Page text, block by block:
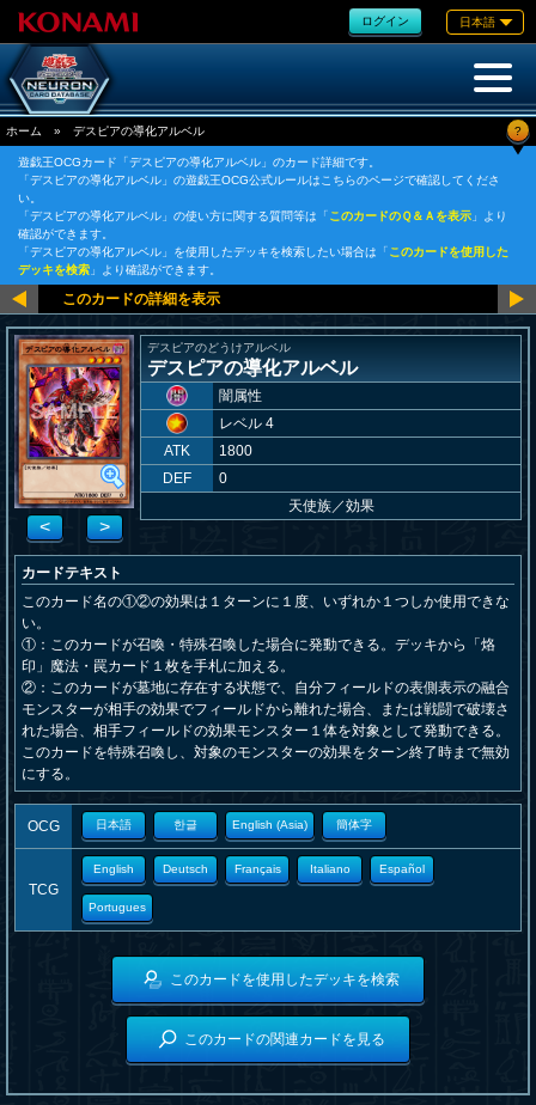
ログイン 日本語
ホーム » デスピアの導化アルベル ?
遊戯王OCGカード「デスピアの導化アルベル」のカード詳細です。
「デスピアの導化アルベル」の遊戯王OCG公式ルールはこちらのページで確認してくださ
い。
「デスピアの導化アルベル」の使い方に関する質問等は「このカードのＱ＆Ａを表示 」より
確認ができます。
「デスピアの導化アルベル」を使用したデッキを検索したい場合は「このカードを使用した
デッキを検索 」より確認ができます。
< >
デスピアのどうけアルベル
デスピアの導化アルベル
闇属性
レベル 4
ATK
1800
DEF
0
天使族／効果
カードテキスト
このカード名の①②の効果は１ターンに１度、いずれか１つしか使用できな
い。
①：このカードが召喚・特殊召喚した場合に発動できる。デッキから「烙
印」魔法・罠カード１枚を手札に加える。
②：このカードが墓地に存在する状態で、自分フィールドの表側表示の融合
モンスターが相手の効果でフィールドから離れた場合、または戦闘で破壊さ
れた場合、相手フィールドの効果モンスター１体を対象として発動できる。
このカードを特殊召喚し、対象のモンスターの効果をターン終了時まで無効
にする。
OCG 日本語 한글 English (Asia) 簡体字
TCG
English Deutsch Français Italiano Español
Portugues
このカードを使用したデッキを検索
このカードの関連カードを見る